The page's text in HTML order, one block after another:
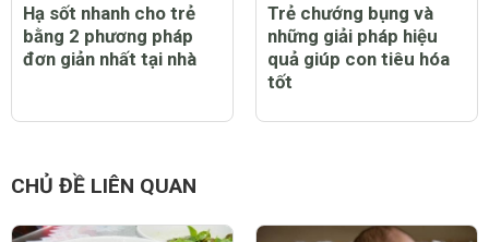
Hạ sốt nhanh cho trẻ
bằng 2 phương pháp
đơn giản nhất tại nhà
Trẻ chướng bụng và
những giải pháp hiệu
quả giúp con tiêu hóa
tốt
CHỦ ĐỀ LIÊN QUAN